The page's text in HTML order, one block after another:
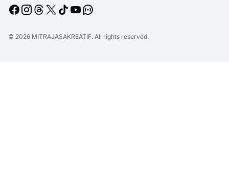
© 2026 MITRAJASAKREATIF. All rights reserved.